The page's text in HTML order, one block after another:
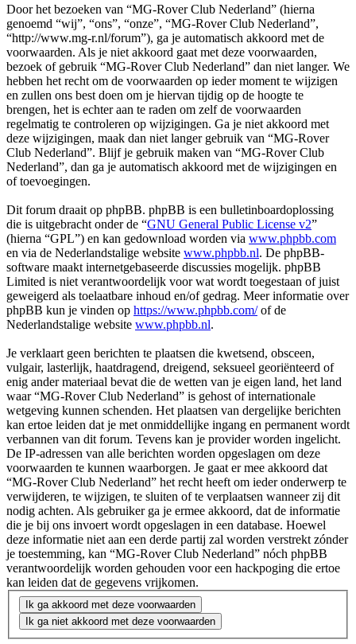
Door het bezoeken van “MG-Rover Club Nederland” (hierna
genoemd “wij”, “ons”, “onze”, “MG-Rover Club Nederland”,
“http://www.mg-r.nl/forum”), ga je automatisch akkoord met de
voorwaarden. Als je niet akkoord gaat met deze voorwaarden,
bezoek of gebruik “MG-Rover Club Nederland” dan niet langer. We
hebben het recht om de voorwaarden op ieder moment te wijzigen
en zullen ons best doen om je hiervan tijdig op de hoogte te
brengen, het is echter aan te raden om zelf de voorwaarden
regelmatig te controleren op wijzigingen. Ga je niet akkoord met
deze wijzigingen, maak dan niet langer gebruik van “MG-Rover
Club Nederland”. Blijf je gebruik maken van “MG-Rover Club
Nederland”, dan ga je automatisch akkoord met de wijzigingen en
of toevoegingen.
Dit forum draait op phpBB. phpBB is een bulletinboardoplossing
die is uitgebracht onder de “GNU General Public License v2”
(hierna “GPL”) en kan gedownload worden via www.phpbb.com
en via de Nederlandstalige website www.phpbb.nl. De phpBB-
software maakt internetgebaseerde discussies mogelijk. phpBB
Limited is niet verantwoordelijk voor wat wordt toegestaan of juist
geweigerd als toelaatbare inhoud en/of gedrag. Meer informatie over
phpBB kun je vinden op https://www.phpbb.com/of de
Nederlandstalige website www.phpbb.nl.
Je verklaart geen berichten te plaatsen die kwetsend, obsceen,
vulgair, lasterlijk, haatdragend, dreigend, seksueel georiënteerd of
enig ander materiaal bevat die de wetten van je eigen land, het land
waar “MG-Rover Club Nederland” is gehost of internationale
wetgeving kunnen schenden. Het plaatsen van dergelijke berichten
kan ertoe leiden dat je met onmiddellijke ingang en permanent wordt
verbannen van dit forum. Tevens kan je provider worden ingelicht.
De IP-adressen van alle berichten worden opgeslagen om deze
voorwaarden te kunnen waarborgen. Je gaat er mee akkoord dat
“MG-Rover Club Nederland” het recht heeft om ieder onderwerp te
verwijderen, te wijzigen, te sluiten of te verplaatsen wanneer zij dit
nodig achten. Als gebruiker ga je ermee akkoord, dat de informatie
die je bij ons invoert wordt opgeslagen in een database. Hoewel
deze informatie niet aan een derde partij zal worden verstrekt zónder
je toestemming, kan “MG-Rover Club Nederland” nóch phpBB
verantwoordelijk worden gehouden voor een hackpoging die ertoe
kan leiden dat de gegevens vrijkomen.